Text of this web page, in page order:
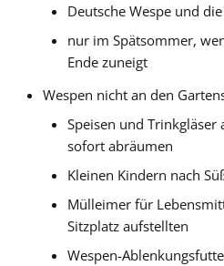
Deutsche Wespe und
nur im Spätsommer,
Ende zuneigt
Wespen nicht an den
Speisen und Trinkgläser
sofort abräumen
Kleinen Kindern nach
Mülleimer für
Sitzplatz aufstellten
Wespen-